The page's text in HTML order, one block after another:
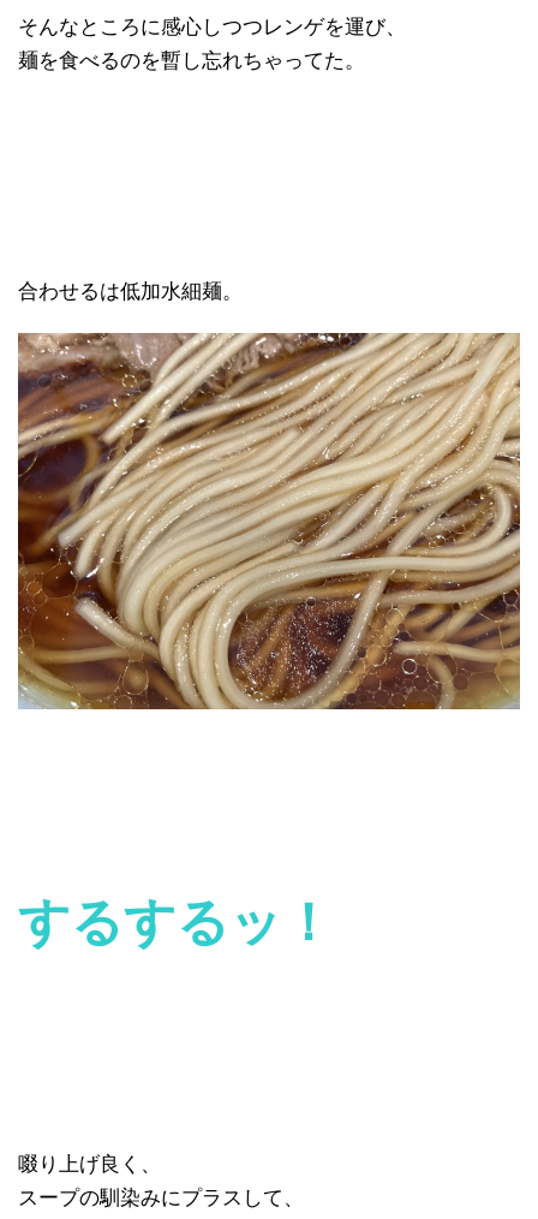
そんなところに感心しつつレンゲを運び、
麺を食べるのを暫し忘れちゃってた。
合わせるは低加水細麺。
するするッ！
啜り上げ良く、
スープの馴染みにプラスして、